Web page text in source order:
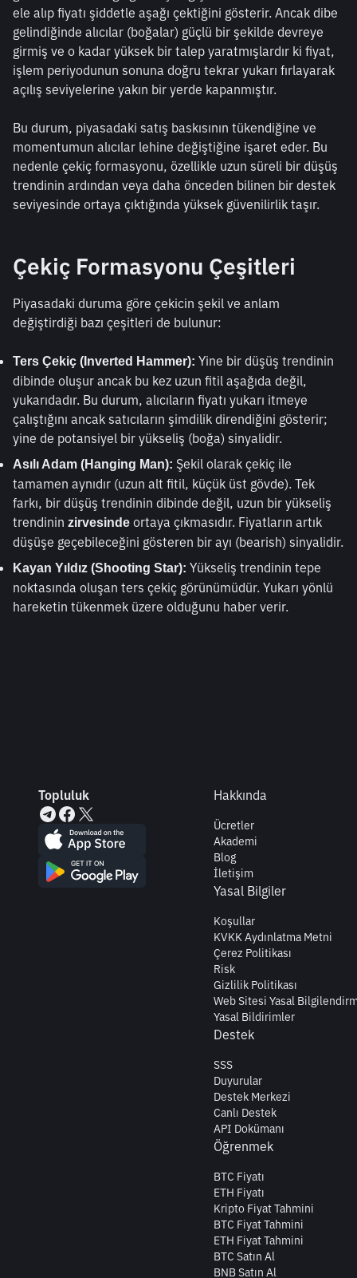
ele alıp fiyatı şiddetle aşağı çektiğini gösterir. Ancak dibe
gelindiğinde alıcılar (boğalar) güçlü bir şekilde devreye
girmiş ve o kadar yüksek bir talep yaratmışlardır ki fiyat,
işlem periyodunun sonuna doğru tekrar yukarı fırlayarak
açılış seviyelerine yakın bir yerde kapanmıştır.
Bu durum, piyasadaki satış baskısının tükendiğine ve
momentumun alıcılar lehine değiştiğine işaret eder. Bu
nedenle çekiç formasyonu, özellikle uzun süreli bir düşüş
trendinin ardından veya daha önceden bilinen bir destek
seviyesinde ortaya çıktığında yüksek güvenilirlik taşır.
Çekiç Formasyonu Çeşitleri
Piyasadaki duruma göre çekicin şekil ve anlam
değiştirdiği bazı çeşitleri de bulunur:
Ters Çekiç (Inverted Hammer): Yine bir düşüş trendinin
dibinde oluşur ancak bu kez uzun fitil aşağıda değil,
yukarıdadır. Bu durum, alıcıların fiyatı yukarı itmeye
çalıştığını ancak satıcıların şimdilik direndiğini gösterir;
yine de potansiyel bir yükseliş (boğa) sinyalidir.
Asılı Adam (Hanging Man): Şekil olarak çekiç ile
tamamen aynıdır (uzun alt fitil, küçük üst gövde). Tek
farkı, bir düşüş trendinin dibinde değil, uzun bir yükseliş
trendinin zirvesinde ortaya çıkmasıdır. Fiyatların artık
düşüşe geçebileceğini gösteren bir ayı (bearish) sinyalidir.
Kayan Yıldız (Shooting Star): Yükseliş trendinin tepe
noktasında oluşan ters çekiç görünümüdür. Yukarı yönlü
hareketin tükenmek üzere olduğunu haber verir.
Topluluk Hakkında
Ücretler
Akademi
Blog
İletişim
Yasal Bilgiler
Koşullar
KVKK Aydınlatma Metni
Çerez Politikası
Risk
Gizlilik Politikası
Web Sitesi Yasal
Yasal Bildirimler
Destek
SSS
Duyurular
Destek Merkezi
Canlı Destek
API Dokümanı
Öğrenmek
BTC Fiyatı
ETH Fiyatı
Kripto Fiyat Tahmini
BTC Fiyat Tahmini
ETH Fiyat Tahmini
BTC Satın Al
BNB Satın Al